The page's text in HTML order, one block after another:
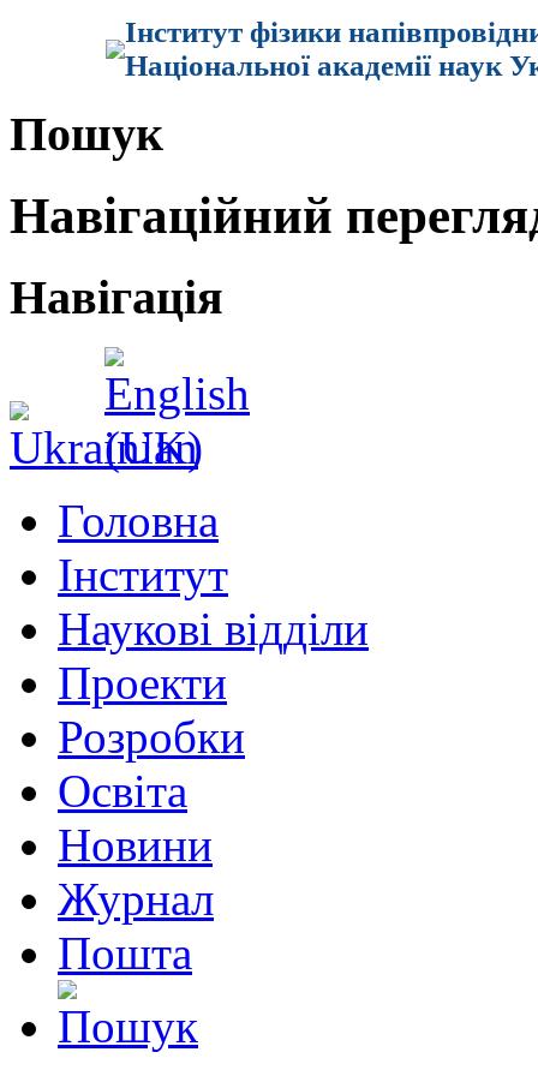
Інститут фізики
Національної академії наук
Пошук
Навігаційний
Навігація
Головна
Інститут
Наукові відділи
Проекти
Розробки
Освіта
Новини
Журнал
Пошта